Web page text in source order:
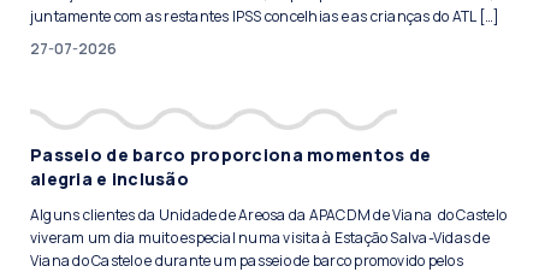
juntamente com as restantes IPSS concelhias e as crianças do ATL […]
27-07-2026
Passeio de barco proporciona momentos de
alegria e inclusão
Alguns clientes da Unidade de Areosa da APACDM de Viana do Castelo
viveram um dia muito especial numa visita à Estação Salva-Vidas de
Viana do Castelo e durante um passeio de barco promovido pelos